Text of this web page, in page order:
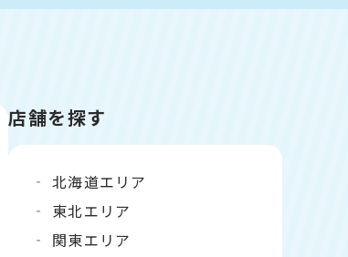
店舗を探す
北海道エリア
東北エリア
関東エリア